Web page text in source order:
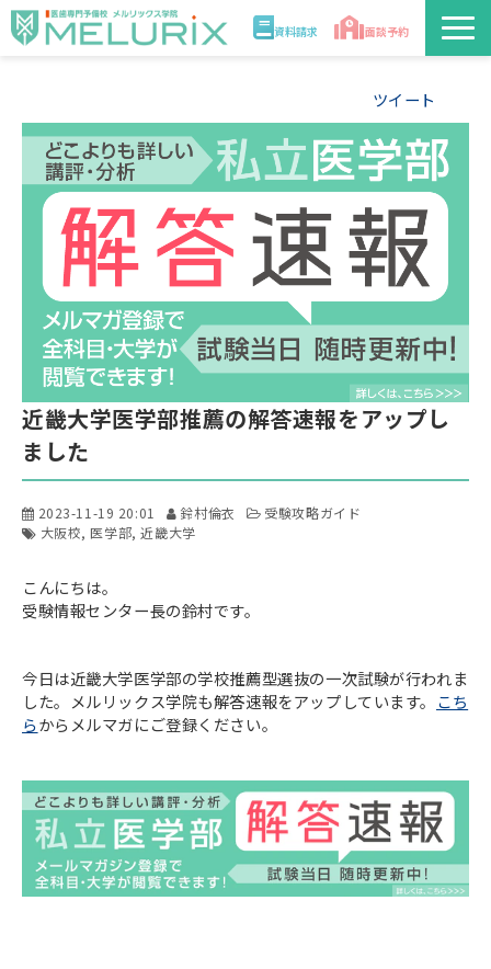
資料請求 面談予約
校舎情報
入学案内
合格実績・合格体験記
医学部解答速報2026
ツイート
近畿大学医学部推薦の解答速報をアップし
ました
2023-11-19 20:01 鈴村倫衣
受験攻略ガイド
大阪校 医学部 近畿大学
こんにちは。
受験情報センター長の鈴村です。
今日は近畿大学医学部の学校推薦型選抜の一次試験が行われま
した。メルリックス学院も解答速報をアップしています。 こち
らからメルマガにご登録ください。